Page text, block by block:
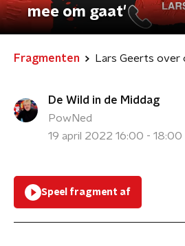
mee om gaat'
Fragmenten
De Wild in de Middag
PowNed
19 april 2022 16:00 - 18:00
Speel fragment af